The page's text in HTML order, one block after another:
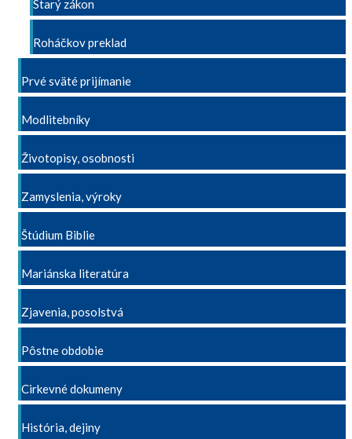
Starý zákon
Roháčkov preklad
Prvé sväté prijímanie
Modlitebníky
Životopisy, osobnosti
Zamyslenia, výroky
Štúdium Biblie
Mariánska literatúra
Zjavenia, posolstvá
Pôstne obdobie
Cirkevné dokumeny
História, dejiny